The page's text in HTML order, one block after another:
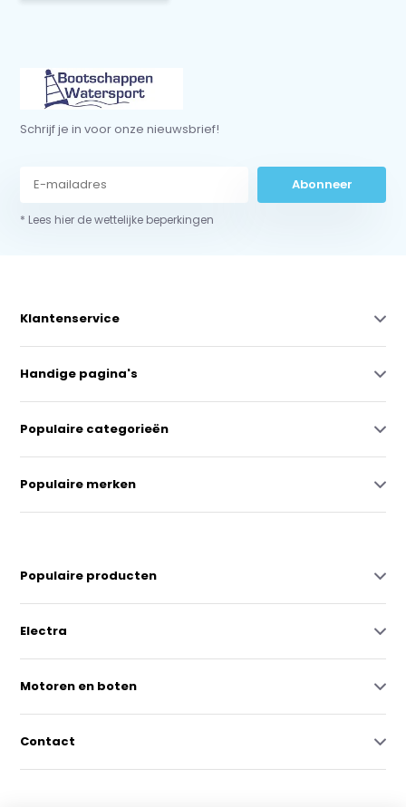
Schrijf je in voor onze nieuwsbrief!
Abonneer
* Lees hier de wettelijke beperkingen
Klantenservice
Handige pagina's
Populaire categorieën
Populaire merken
Populaire producten
Electra
Motoren en boten
Contact